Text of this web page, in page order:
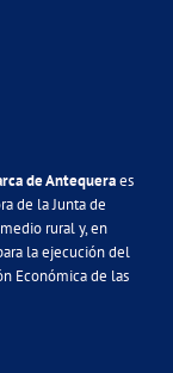
de Antequeraes
de la Junta de
rural y, en
la ejecución del
Económica de las